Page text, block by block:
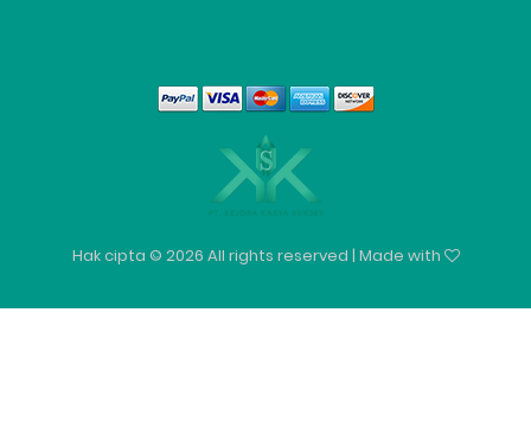
Hak cipta © 2026 All rights reserved | Made with